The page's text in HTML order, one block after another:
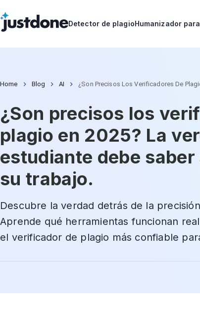
Detector de plagioHumanizador
Home Blog AI ¿Son Precisos Los Verificadores De
¿Son precisos los
plagio en 2025? La
estudiante debe
su trabajo.
Descubre la verdad detrás de la
Aprende qué herramientas funcionan
el verificador de plagio más confiable